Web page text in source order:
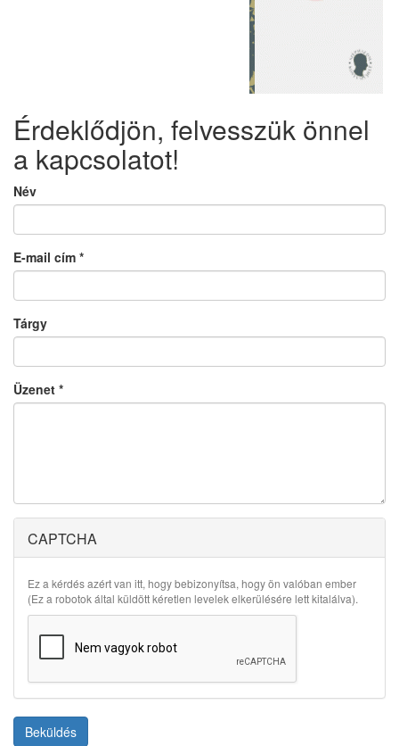
Érdeklődjön, felvesszük önnel
a kapcsolatot!
Név
E-mail cím *
Tárgy
Üzenet *
CAPTCHA
Ez a kérdés azért van itt, hogy bebizonyítsa, hogy ön valóban ember
(Ez a robotok által küldött kéretlen levelek elkerülésére lett kitalálva).
Beküldés